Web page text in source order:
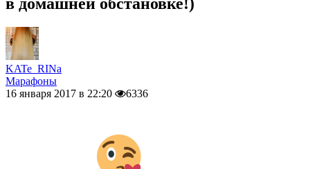
KATe_RINa
Марафоны
16 января 2017 в 22:20
6336